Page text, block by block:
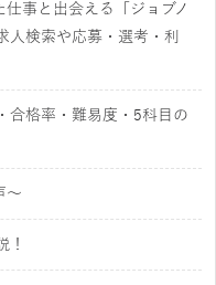
事と出会える「ジョブノ
人検索や応募・選考・利
合格率・難易度・5科目の
～
！